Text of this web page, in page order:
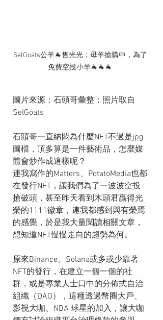
SelGoats公羊🐐售光光；母羊搶購中，為了
免費空投小羊🐐🐐🐐
圖片來源：石頭哥彙整；照片取自
SelGoats
石頭哥一直納悶為什麼NFT不過是jpg
圖檔，頂多算是一件藝術品，怎麼媒
體會炒作成這樣呢？
連我寫作的Matters、PotatoMedia也都
在發行NFT，讓我們為了一波波空投
搶破頭，甚至昨天看到木頭君贏得光
榮的1111徽章，連我都感到與有榮焉
的感覺，於是我大量閱讀相關文章，
想知道NFT慢慢走向的趨勢為何。
原來Binance、Solana或多或少靠著
NFT的發行，在建立一個一個的社
群，或是專業人士口中的分佈式自治
組織（DAO），這種透過幣圈大戶、
影視大咖、NBA 球星的加入，讓大咖